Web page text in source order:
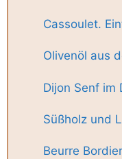
Cassoulet.
Olivenöl aus
Dijon Senf im
Süßholz und
Beurre